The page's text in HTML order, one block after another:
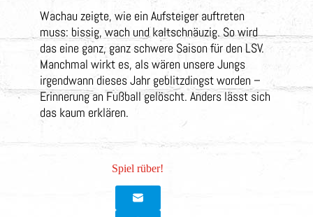
Wachau zeigte, wie ein Aufsteiger auftreten
muss: bissig, wach und kaltschnäuzig. So wird
das eine ganz, ganz schwere Saison für den LSV.
Manchmal wirkt es, als wären unsere Jungs
irgendwann dieses Jahr geblitzdingst worden –
Erinnerung an Fußball gelöscht. Anders lässt sich
das kaum erklären.
Spiel rüber!